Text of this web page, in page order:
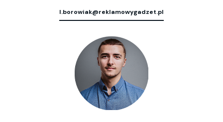
l.borowiak@reklamowygadzet.pl